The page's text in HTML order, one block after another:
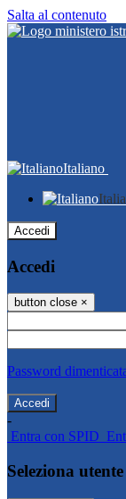
Salta al contenuto
Italiano
Accedi
Accedi
button close ×
Password
-
Entra con SPID
Seleziona utente